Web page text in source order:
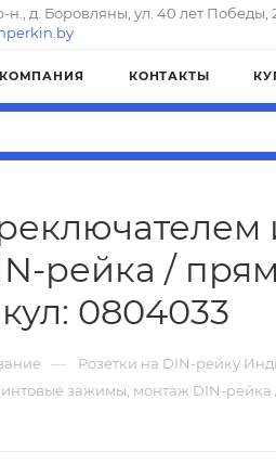
д. Боровляны, ул. 40 лет Победы,
КОМПАНИЯ КОНТАКТЫ
рейка /
0804033
— Розетки на DIN-рейку
зажимы, монтаж DIN-рейка